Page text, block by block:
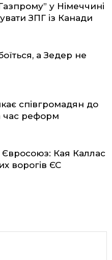
у Німеччині
ЗПГ із Канади
а Зедер не
співгромадян до
час реформ
Євросоюз: Кая Каллас
ворогів ЄС